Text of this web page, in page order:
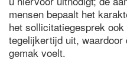
mensen bepaalt het
het sollicitatiegesprek
tegelijkertijd uit,
gemak voelt.